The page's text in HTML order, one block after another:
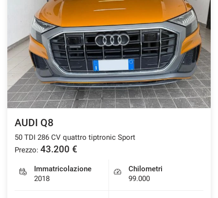
AUDI Q8
50 TDI 286 CV quattro tiptronic Sport
Prezzo: 43.200 €
Immatricolazione
2018
Chilometri
99.000